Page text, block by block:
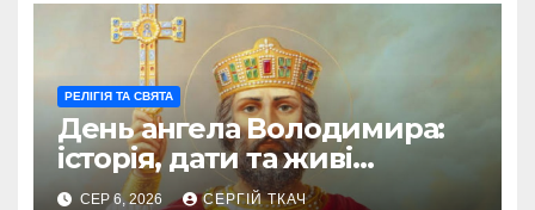
РЕЛІГІЯ ТА СВЯТА
День ангела Володимира:
історія, дати та живі
традиції святкування
СЕР 6, 2026 СЕРГІЙ ТКАЧ